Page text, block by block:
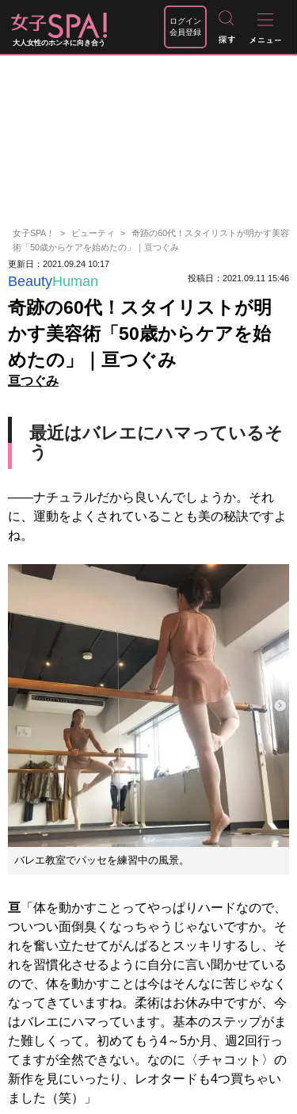
大人女性のホンネに向き合う
ログイン
会員登録
女子SPA！ ビューティ
奇跡の60代！スタイリストが明かす美容
術「50歳からケアを始めたの」｜亘つぐみ
更新日：2021.09.24 10:17
BeautyHuman 投稿日：2021.09.11 15:46
奇跡の60代！スタイリストが明
かす美容術「50歳からケアを始
めたの」｜亘つぐみ
亘つぐみ
最近はバレエにハマっているそ
う
――ナチュラルだから良いんでしょうか。それ
に、運動をよくされていることも美の秘訣ですよ
ね。
バレエ教室でパッセを練習中の風景。
亘 「体を動かすことってやっぱりハードなので、
ついつい面倒臭くなっちゃうじゃないですか。そ
れを奮い立たせてがんばるとスッキリするし、そ
れを習慣化させるように自分に言い聞かせている
ので、体を動かすことは今はそんなに苦じゃなく
なってきていますね。柔術はお休み中ですが、今
はバレエにハマっています。基本のステップがま
た難しくって。初めてもう4～5か月、週2回行っ
てますが全然できない。なのに〈チャコット〉の
新作を見にいったり、レオタードも4つ買ちゃい
ました（笑）」